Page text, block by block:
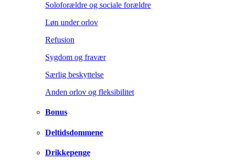
Soloforældre og sociale forældre
Løn under orlov
Refusion
Sygdom og fravær
Særlig beskyttelse
Anden orlov og fleksibilitet
Bonus
Deltidsdommene
Drikkepenge